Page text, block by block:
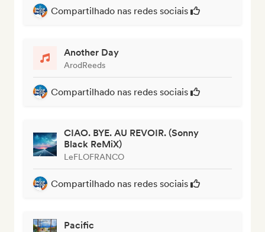
Compartilhado nas redes sociais
Another Day
ArodReeds
Compartilhado nas redes sociais
CIAO. BYE. AU REVOIR. (Sonny
Black ReMiX)
LeFLOFRANCO
Compartilhado nas redes sociais
Pacific